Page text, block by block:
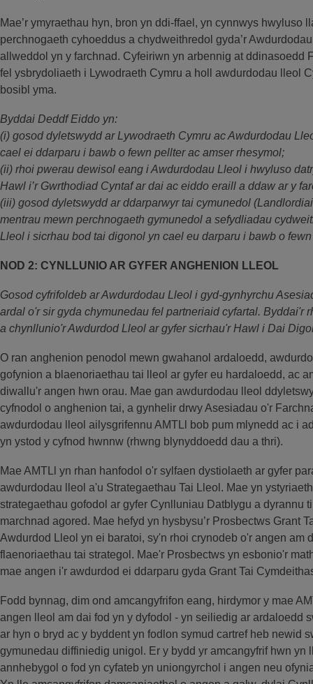
Mae’r ymyraethau hyn, bron yn ddi-ffael, yn cynnwys hwyluso
perchnogaeth cyhoeddus a chydweithredol gyda’r
allweddol yn y farchnad. Cyfeiriwn yn arbennig at ddinasoedd
fel ysbrydoliaeth i Lywodraeth Cymru a holl awdurdodau lleol
bosibl yma.
Byddai Deddf Eiddo yn:
(i) gosod dyletswydd ar Lywodraeth Cymru ac Awdurdodau
cael ei ddarparu i bawb o fewn pellter ac amser rhesymol;
(ii) rhoi pwerau dewisol eang i Awdurdodau Lleol i hwyluso
Hawl i’r Gwrthodiad Cyntaf ar dai ac eiddo eraill a ddaw ar y
(iii) gosod dyletswydd ar ddarparwyr tai cymunedol
mentrau mewn perchnogaeth gymunedol a sefydliadau
Lleol i sicrhau bod tai digonol yn cael eu darparu i bawb o
NOD 2: CYNLLUNIO AR GYFER ANGHENION LLEOL
Gosod cyfrifoldeb ar Awdurdodau Lleol i gyd-gynhyrchu
ardal o'r sir gyda chymunedau fel partneriaid cyfartal. Byddai'r
a chynllunio'r Awdurdod Lleol ar gyfer sicrhau'r Hawl i Dai
O ran anghenion penodol mewn gwahanol ardaloedd,
gofynion a blaenoriaethau tai lleol ar gyfer eu hardaloedd, ac
diwallu'r angen hwn orau. Mae gan awdurdodau lleol
cyfnodol o anghenion tai, a gynhelir drwy Asesiadau o'r
awdurdodau lleol ailysgrifennu AMTLl bob pum mlynedd ac i
yn ystod y cyfnod hwnnw (rhwng blynyddoedd dau a thri).
Mae AMTLl yn rhan hanfodol o'r sylfaen dystiolaeth ar gyfer
awdurdodau lleol a'u Strategaethau Tai Lleol. Mae yn
strategaethau gofodol ar gyfer Cynlluniau Datblygu a dyrannu
marchnad agored. Mae hefyd yn hysbysu’r Prosbectws Grant
Awdurdod Lleol yn ei baratoi, sy'n rhoi crynodeb o'r angen am
flaenoriaethau tai strategol. Mae'r Prosbectws yn esbonio'r
mae angen i'r awdurdod ei ddarparu gyda Grant Tai
Fodd bynnag, dim ond amcangyfrifon eang, hirdymor y mae
angen lleol am dai fod yn y dyfodol - yn seiliedig ar ardaloedd
ar hyn o bryd ac y byddent yn fodlon symud cartref heb newid
gymunedau diffiniedig unigol. Er y bydd yr amcangyfrif hwn yn
annhebygol o fod yn cyfateb yn uniongyrchol i angen neu